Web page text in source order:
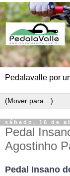
Pedalavalle por
sábado, 16 de
Pedal
Agostinho
Pedal Insano